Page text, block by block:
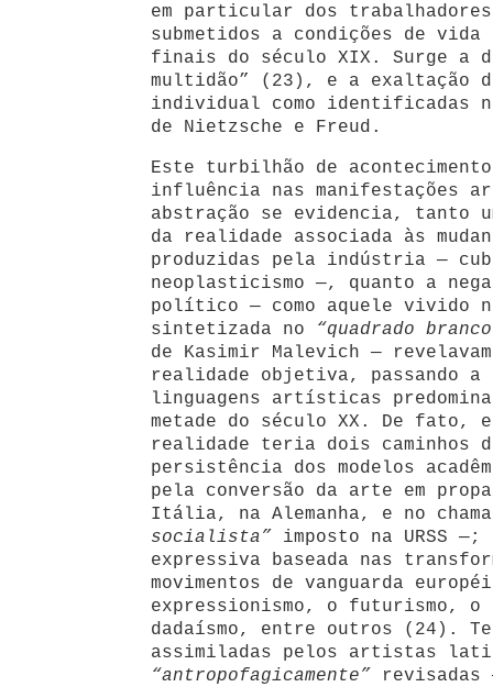
em particular dos
submetidos a condições de vida
finais do século XIX. Surge a
multidão” (23), e a exaltação
individual como identificadas
de Nietzsche e Freud.
Este turbilhão de
influência nas manifestações
abstração se evidencia, tanto
da realidade associada às
produzidas pela indústria —
neoplasticismo —, quanto a
político — como aquele vivido
sintetizada no
“quadrado
de Kasimir Malevich — revelavam
realidade objetiva, passando a
linguagens artísticas
metade do século XX. De fato,
realidade teria dois caminhos
persistência dos modelos
pela conversão da arte em
Itália, na Alemanha, e no
socialista” imposto na URSS
expressiva baseada nas
movimentos de vanguarda
expressionismo, o futurismo, o
dadaísmo, entre outros (24).
assimiladas pelos artistas
“antropofagicamente” revisadas